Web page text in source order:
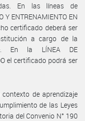
En las líneas de
Y ENTRENAMIENTO EN
certificado deberá ser
a cargo de la
En la LÍNEA DE
el certificado podrá ser
de aprendizaje
de las Leyes
del Convenio N° 190